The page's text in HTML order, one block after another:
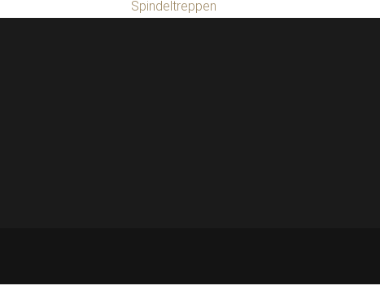
Spindeltreppen